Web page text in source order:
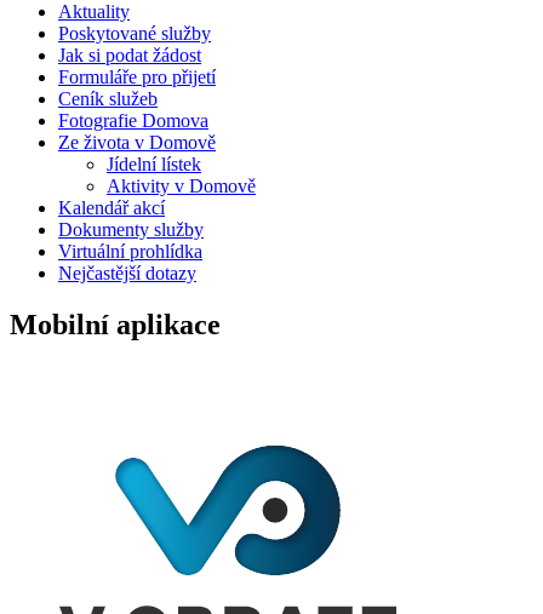
Aktuality
Poskytované služby
Jak si podat žádost
Formuláře pro přijetí
Ceník služeb
Fotografie Domova
Ze života v Domově
Jídelní lístek
Aktivity v Domově
Kalendář akcí
Dokumenty služby
Virtuální prohlídka
Nejčastější dotazy
Mobilní aplikace